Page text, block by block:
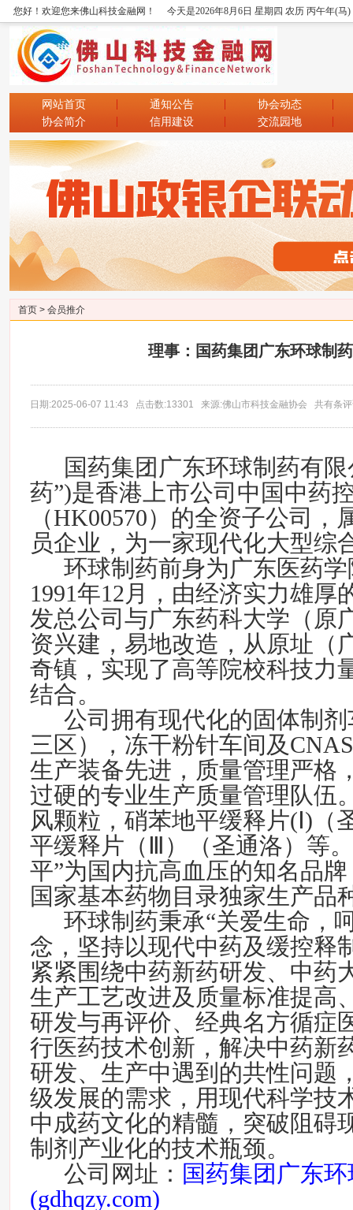
您好！欢迎您来佛山科技金融网！ 今天是2026年8月6日 星期四 农历 丙午年(马
网站首页 通知公告
协会动态
协会简介
信用建设 交流园地
首页 > 会员推介
理事：国药集团广东环球制
日期:2025-06-07 11:43 点击数:13301 来源:佛山市科技金融协会 共有条
国药集团广东环球制药有
药”)是香港上市公司中国中药
（HK00570）的全资子公司，
员企业，为一家现代化大型综
环球制药前身为广东医药
1991年12月，由经济实力雄厚
发总公司与广东药科大学（原
资兴建，易地改造，从原址（
奇镇，实现了高等院校科技力
结合。
公司拥有现代化的固体制
三区），冻干粉针车间及CNAS
生产装备先进，质量管理严格
过硬的专业生产质量管理队伍
风颗粒，硝苯地平缓释片( )
平缓释片（Ⅲ）（圣通洛）等
平”为国内抗高血压的知名品
国家基本药物目录独家生产品
环球制药秉承“关爱生命，
念，坚持以现代中药及缓控释
紧紧围绕中药新药研发、中药
生产工艺改进及质量标准提高
研发与再评价、经典名方循症
行医药技术创新，解决中药新
研发、生产中遇到的共性问题
级发展的需求，用现代科学技
中成药文化的精髓，突破阻碍
制剂产业化的技术瓶颈。
公司网址： 国药集团广东
(gdhqzy.com)